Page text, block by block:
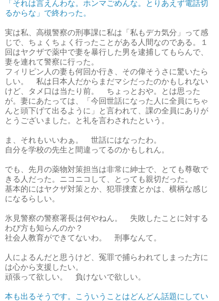
「それは言えんわな。ホンマごめんな。とりあえず電話切
るからな」で終わった。
実は私、高槻警察の刑事課に私は「私もデカ気分」って感
じで、ちょくちょく行ったことがある人間なのである。１
回はヤクザで薬中で妻を暴行した男を逮捕してもらんで、
妻を連れて警察に行った。
フィリピン人の妻も何回か行き、その偉そうさに驚いたら
しい。 私は日本人だからまだマシだったのかもしれない
けど、タメ口は当たり前。 ちょっとおや。とは思った
が。妻にあたっては、「今回世話になった人に全員にちゃ
んと頭下げて出るように」と言われて、課の全員にありが
とうございました。と礼を言わされたという。
ま、それもいいわぁ。 世話にはなったわ。
自分を学校の先生と間違ってるのかもしれん。
でも、先月の薬物対策担当は非常に紳士で、とても尊敬で
きる人だった。ニコニコして、とっても親切だった。
基本的にはヤクザ対策とか、犯罪捜査とかは、横柄な感じ
になるらしい。
氷見警察の警察署長は何やねん。 失敗したことに対する
わび方も知らんのか？
社会人教育ができてないわ。 刑事なんて。
人によるんだと思うけど、冤罪で捕らわれてしまった方に
は心から支援したい。
頑張って欲しい。 負けないで欲しい。
本も出るそうです。こういうことはどんどん話題にしてい